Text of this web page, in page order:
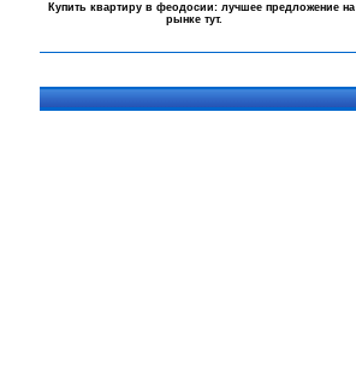
Купить квартиру в феодосии: лучшее предложение на
рынке тут.